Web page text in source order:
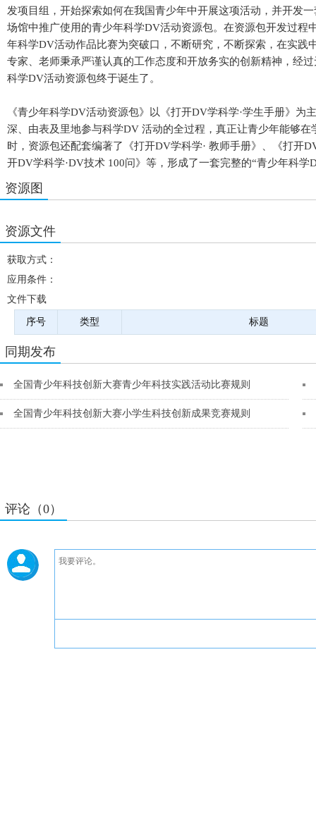
发项目组，开始探索如何在我国青少年中开展这项活动，并开发
场馆中推广使用的青少年科学DV活动资源包。在资源包开发过
年科学DV活动作品比赛为突破口，不断研究，不断探索，在实
专家、老师秉承严谨认真的工作态度和开放务实的创新精神，经
科学DV活动资源包终于诞生了。
《青少年科学DV活动资源包》以《打开DV学科学·学生手册》
深、由表及里地参与科学DV 活动的全过程，真正让青少年能够
时，资源包还配套编著了《打开DV学科学· 教师手册》、《打开
开DV学科学·DV技术 100问》等，形成了一套完整的“青少年科学
资源图
资源文件
获取方式：
应用条件：
文件下载
序号 类型 标题
同期发布
全国青少年科技创新大赛青少年科技实践活动比赛规则
全国青少年科技创新大赛小学生科技创新成果竞赛规则
评论（0）